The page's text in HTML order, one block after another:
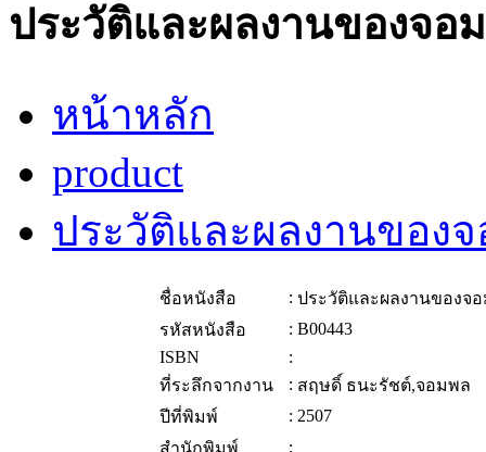
ประวัติและผลงานของจ
หน้าหลัก
product
ประวัติและผลงานของ
ชื่อหนังสือ : ประวัติและผลงานของจ
รหัสหนังสือ
: B00443
ISBN
:
ที่ระลึกจากงาน
: สฤษดิ์ ธนะรัชต์,จอมพล
ปีที่พิมพ์
: 2507
: